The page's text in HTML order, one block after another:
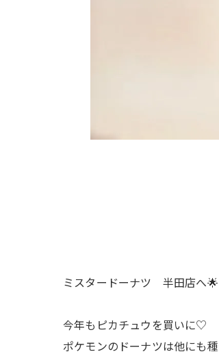
ミスタードーナツ 半田店へ🌟
今年もピカチュウを買いに♡
ポケモンのドーナツは他にも